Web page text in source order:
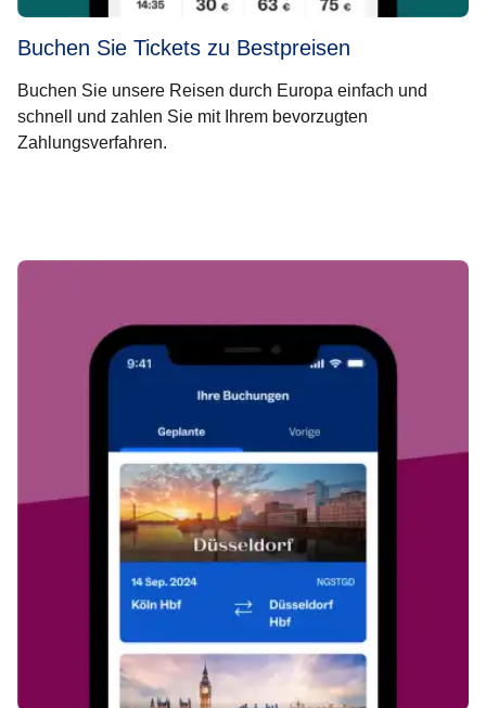
Buchen Sie Tickets zu Bestpreisen
Buchen Sie unsere Reisen durch Europa einfach und
schnell und zahlen Sie mit Ihrem bevorzugten
Zahlungsverfahren.